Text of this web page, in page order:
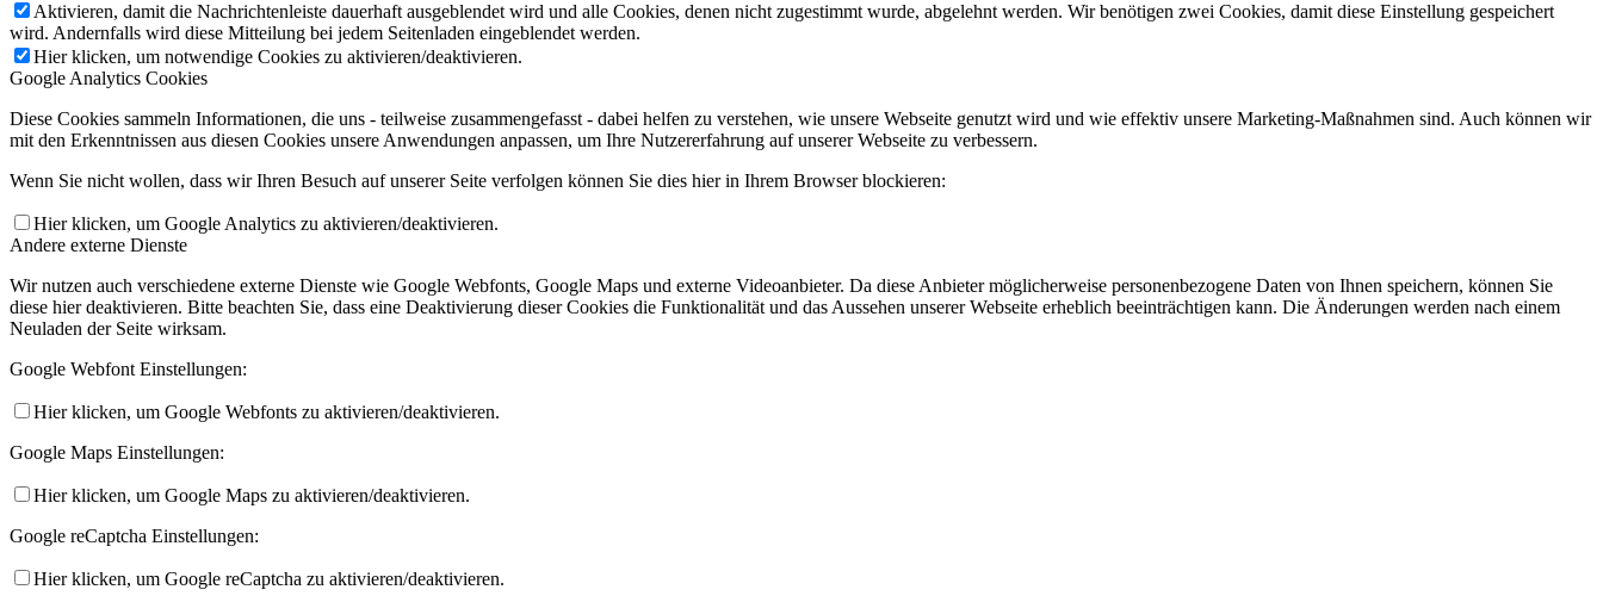
Aktivieren, damit die Nachrichtenleiste dauerhaft ausgeblendet wird und alle Cookies, denen nicht zugestimmt wurde, abgelehnt werden. Wir benötigen zwei Cookies, damit diese Einstellung gespeichert
wird. Andernfalls wird diese Mitteilung bei jedem Seitenladen eingeblendet werden.
Hier klicken, um notwendige Cookies zu aktivieren/deaktivieren.
Google Analytics Cookies
Diese Cookies sammeln Informationen, die uns - teilweise zusammengefasst - dabei helfen zu verstehen, wie unsere Webseite genutzt wird und wie effektiv unsere Marketing-Maßnahmen sind. Auch können wir
mit den Erkenntnissen aus diesen Cookies unsere Anwendungen anpassen, um Ihre Nutzererfahrung auf unserer Webseite zu verbessern.
Wenn Sie nicht wollen, dass wir Ihren Besuch auf unserer Seite verfolgen können Sie dies hier in Ihrem Browser blockieren:
Hier klicken, um Google Analytics zu aktivieren/deaktivieren.
Andere externe Dienste
Wir nutzen auch verschiedene externe Dienste wie Google Webfonts, Google Maps und externe Videoanbieter. Da diese Anbieter möglicherweise personenbezogene Daten von Ihnen speichern, können Sie
diese hier deaktivieren. Bitte beachten Sie, dass eine Deaktivierung dieser Cookies die Funktionalität und das Aussehen unserer Webseite erheblich beeinträchtigen kann. Die Änderungen werden nach einem
Neuladen der Seite wirksam.
Google Webfont Einstellungen:
Hier klicken, um Google Webfonts zu aktivieren/deaktivieren.
Google Maps Einstellungen:
Hier klicken, um Google Maps zu aktivieren/deaktivieren.
Google reCaptcha Einstellungen:
Hier klicken, um Google reCaptcha zu aktivieren/deaktivieren.